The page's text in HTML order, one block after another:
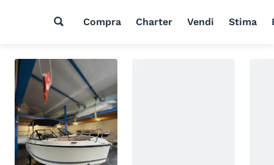
Compra Charter Vendi Stima